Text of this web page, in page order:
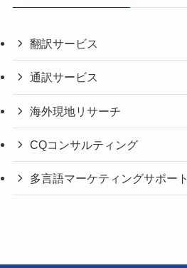
翻訳サービス
通訳サービス
海外現地リサーチ
CQコンサルティング
多言語マーケティングサポート